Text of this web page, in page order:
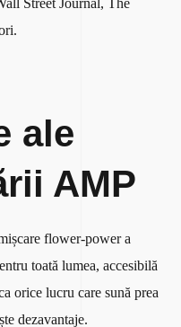
Street Journal, The
ale
AMP
flower-power a
toată lumea, accesibilă
orice lucru care sună prea
dezavantaje.